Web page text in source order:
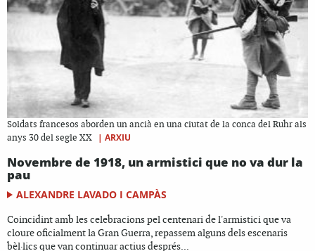
Soldats francesos aborden un ancià en una ciutat de la conca del Ruhr als
anys 30 del segle XX
| ARXIU
Novembre de 1918, un armistici que no va dur la
pau
ALEXANDRE LAVADO I CAMPÀS
Coincidint amb les celebracions pel centenari de l'armistici que va
cloure oficialment la Gran Guerra, repassem alguns dels escenaris
bèl·lics que van continuar actius després...